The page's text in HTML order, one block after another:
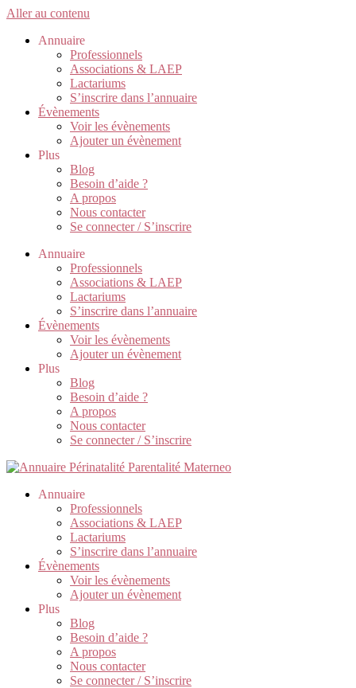
Aller au contenu
Annuaire
Professionnels
Associations & LAEP
Lactariums
S’inscrire dans l’annuaire
Évènements
Voir les évènements
Ajouter un évènement
Plus
Blog
Besoin d’aide ?
A propos
Nous contacter
Se connecter / S’inscrire
Annuaire
Professionnels
Associations & LAEP
Lactariums
S’inscrire dans l’annuaire
Évènements
Voir les évènements
Ajouter un évènement
Plus
Blog
Besoin d’aide ?
A propos
Nous contacter
Se connecter / S’inscrire
Annuaire
Professionnels
Associations & LAEP
Lactariums
S’inscrire dans l’annuaire
Évènements
Voir les évènements
Ajouter un évènement
Plus
Blog
Besoin d’aide ?
A propos
Nous contacter
Se connecter / S’inscrire